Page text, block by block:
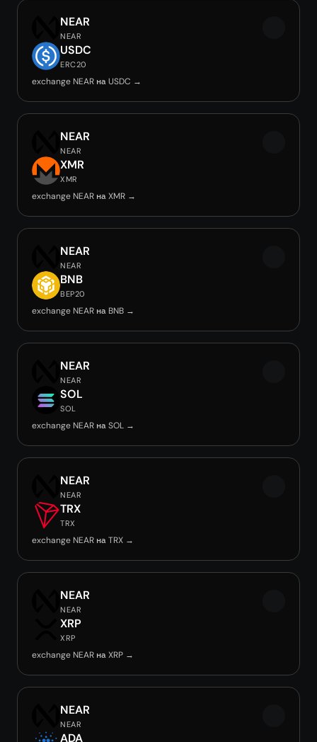
NEAR
NEAR
USDC
ERC20
exchange NEAR на USDC →
NEAR
NEAR
XMR
XMR
exchange NEAR на XMR →
NEAR
NEAR
BNB
BEP20
exchange NEAR на BNB →
NEAR
NEAR
SOL
SOL
exchange NEAR на SOL →
NEAR
NEAR
TRX
TRX
exchange NEAR на TRX →
NEAR
NEAR
XRP
XRP
exchange NEAR на XRP →
NEAR
NEAR
ADA